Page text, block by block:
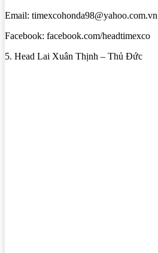
Email: timexcohonda98@yahoo.com.vn
Facebook: facebook.com/headtimexco
5. Head Lai Xuân Thịnh – Thủ Đức